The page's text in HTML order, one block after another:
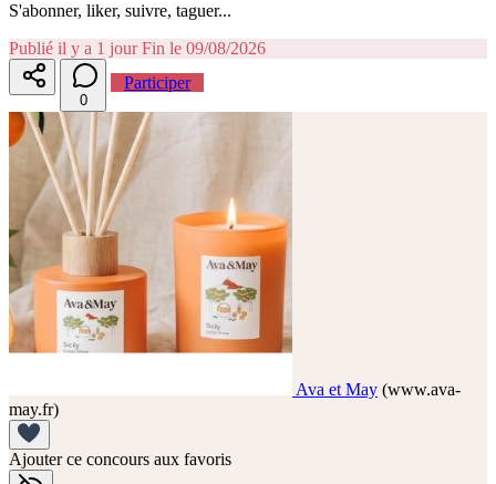
S'abonner, liker, suivre, taguer...
Publié il y a 1 jour Fin le 09/08/2026
0
Participer
Ava et May (www.ava-
may.fr)
Ajouter ce concours aux favoris